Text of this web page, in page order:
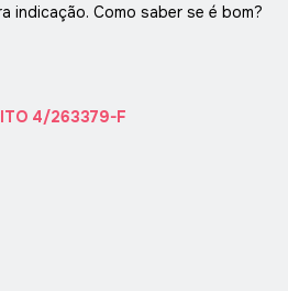
indicação. Como saber se é bom?
4/263379-F